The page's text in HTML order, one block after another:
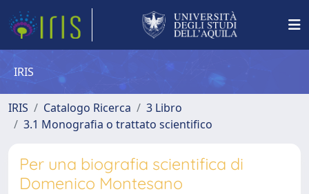
IRIS
IRIS Catalogo Ricerca
3 Libro
3.1 Monografia o trattato scientifico
Per una biografia scientifica di
Domenico Montesano